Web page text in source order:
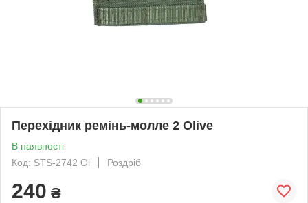
Перехідник ремінь-молле 2 Olive
В наявності
Код: STS-2742 Ol
Роздріб
240 ₴